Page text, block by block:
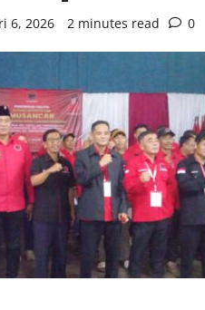
6, 2026 2 minutes read 0